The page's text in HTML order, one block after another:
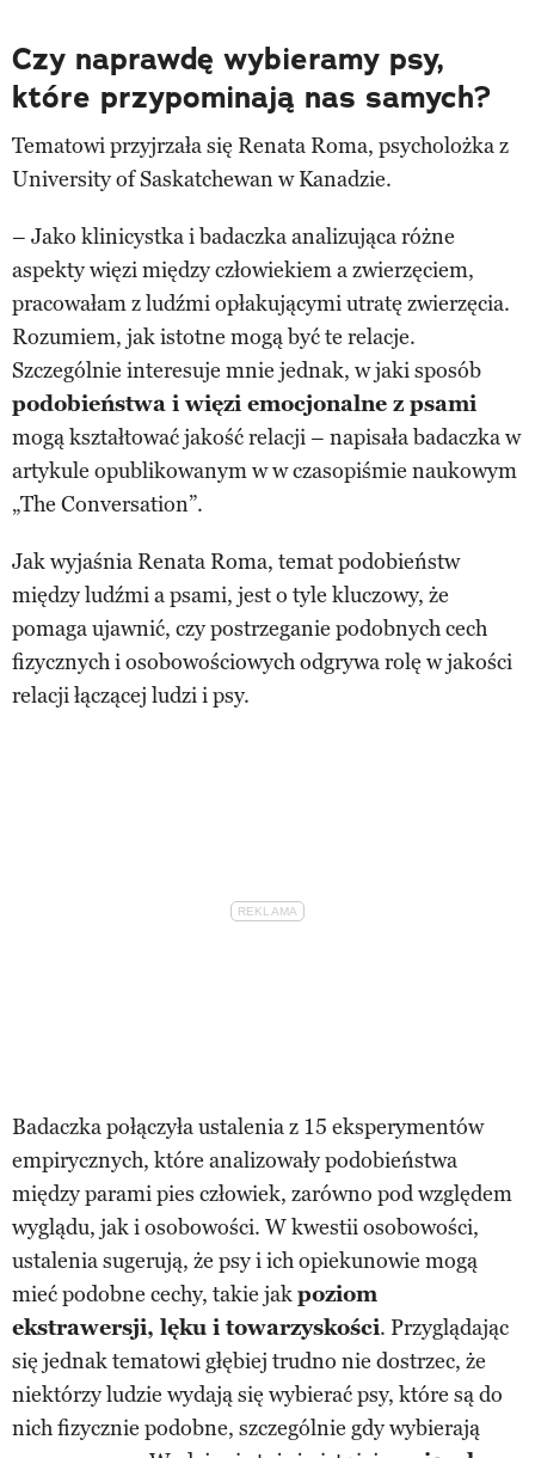
Czy naprawdę wybieramy psy,
które przypominają nas samych?
Tematowi przyjrzała się Renata Roma, psycholożka z
University of Saskatchewan w Kanadzie.
– Jako klinicystka i badaczka analizująca różne
aspekty więzi między człowiekiem a zwierzęciem,
pracowałam z ludźmi opłakującymi utratę zwierzęcia.
Rozumiem, jak istotne mogą być te relacje.
Szczególnie interesuje mnie jednak, w jaki sposób
podobieństwa i więzi emocjonalne z psami
mogą kształtować jakość relacji – napisała badaczka w
artykule opublikowanym w w czasopiśmie naukowym
„The Conversation”.
Jak wyjaśnia Renata Roma, temat podobieństw
między ludźmi a psami, jest o tyle kluczowy, że
pomaga ujawnić, czy postrzeganie podobnych cech
fizycznych i osobowościowych odgrywa rolę w jakości
relacji łączącej ludzi i psy.
Badaczka połączyła ustalenia z 15 eksperymentów
empirycznych, które analizowały podobieństwa
między parami pies człowiek, zarówno pod względem
wyglądu, jak i osobowości. W kwestii osobowości,
ustalenia sugerują, że psy i ich opiekunowie mogą
mieć podobne cechy, takie jakpoziom
ekstrawersji, lęku i towarzyskości. Przyglądając
się jednak tematowi głębiej trudno nie dostrzec, że
niektórzy ludzie wydają się wybierać psy, które są do
nich fizycznie podobne, szczególnie gdy wybierają